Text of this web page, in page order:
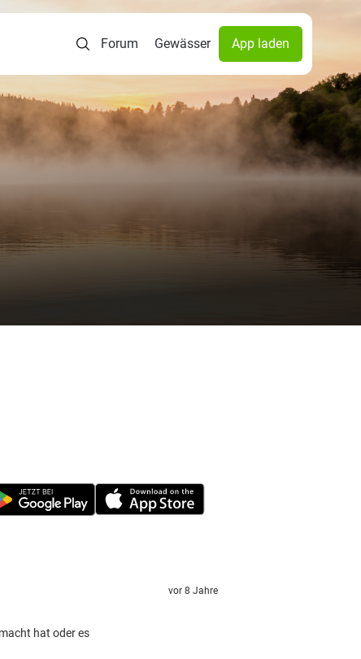
Forum Gewässer App laden
hat oder es
vor 8 Jahre